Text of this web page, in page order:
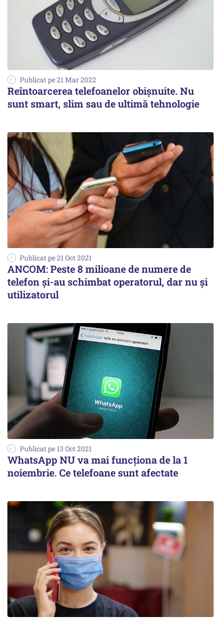
Publicat pe 21 Mar 2022
Reîntoarcerea telefoanelor obișnuite. Nu
sunt smart, slim sau de ultimă tehnologie
Publicat pe 21 Oct 2021
ANCOM: Peste 8 milioane de numere de
telefon şi-au schimbat operatorul, dar nu şi
utilizatorul
Publicat pe 13 Oct 2021
WhatsApp NU va mai funcționa de la 1
noiembrie. Ce telefoane sunt afectate